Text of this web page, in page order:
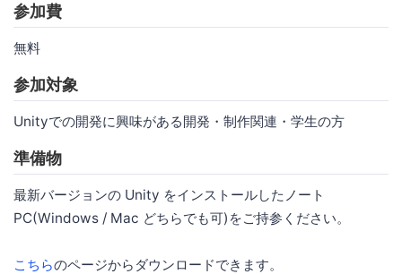
参加費
無料
参加対象
Unityでの開発に興味がある開発・制作関連・学生の方
準備物
最新バージョンの Unity をインストールしたノート
PC(Windows / Mac どちらでも可)をご持参ください。
こちらのページからダウンロードできます。